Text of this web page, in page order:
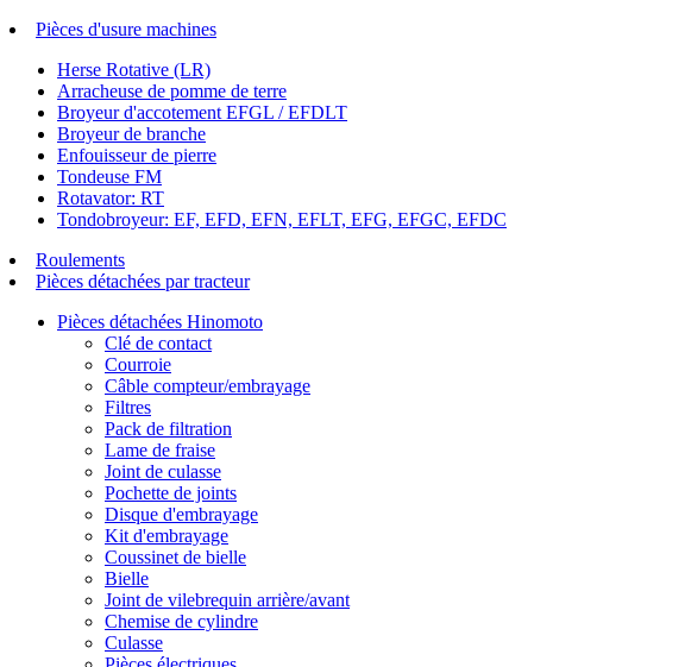
Pièces d'usure machines
Herse Rotative (LR)
Arracheuse de pomme de terre
Broyeur d'accotement EFGL / EFDLT
Broyeur de branche
Enfouisseur de pierre
Tondeuse FM
Rotavator: RT
Tondobroyeur: EF, EFD, EFN, EFLT, EFG, EFGC, EFDC
Roulements
Pièces détachées par tracteur
Pièces détachées Hinomoto
Clé de contact
Courroie
Câble compteur/embrayage
Filtres
Pack de filtration
Lame de fraise
Joint de culasse
Pochette de joints
Disque d'embrayage
Kit d'embrayage
Coussinet de bielle
Bielle
Joint de vilebrequin arrière/avant
Chemise de cylindre
Culasse